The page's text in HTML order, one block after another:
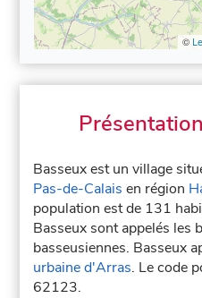
©
Basseux est un village
Pas-de-Calais en région
population est de 131
Basseux sont appelés les
basseusiennes. Basseux
urbaine d'Arras. Le code
62123.